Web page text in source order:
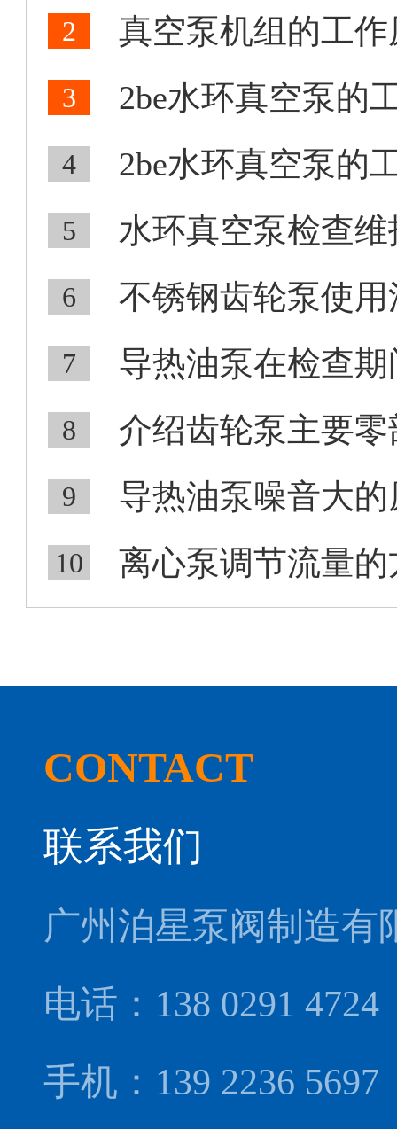
2 真空泵机组的工
3 2be水环真空泵的
4 2be水环真空泵的
5 水环真空泵检查
6 不锈钢齿轮泵使用
7 导热油泵在检查期
8 介绍齿轮泵主要
9 导热油泵噪音大
10 离心泵调节流量的
CONTACT
联系我们
广州泊星泵阀制造有
电话：138 0291 4724
手机：139 2236